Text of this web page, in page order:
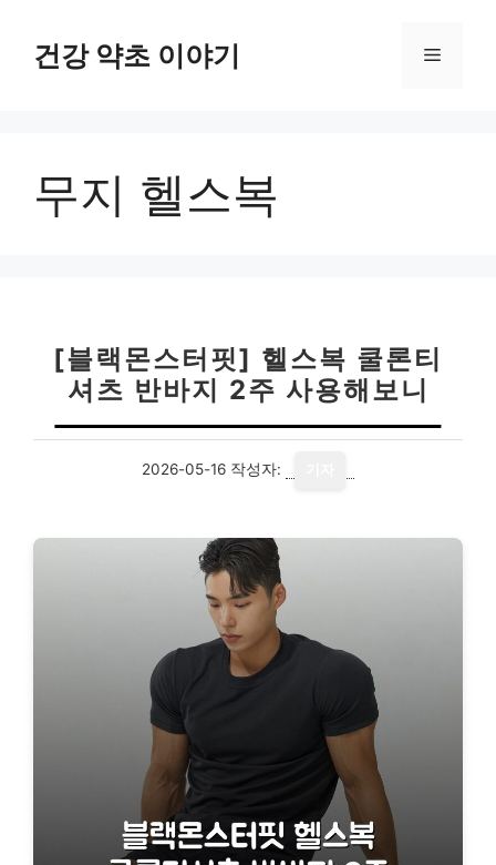
건강 약초 이야기 메
무지 헬스복
[블랙몬스터핏] 헬스복 쿨론티
셔츠 반바지 2주 사용해보니
2026-05-16 작성자: